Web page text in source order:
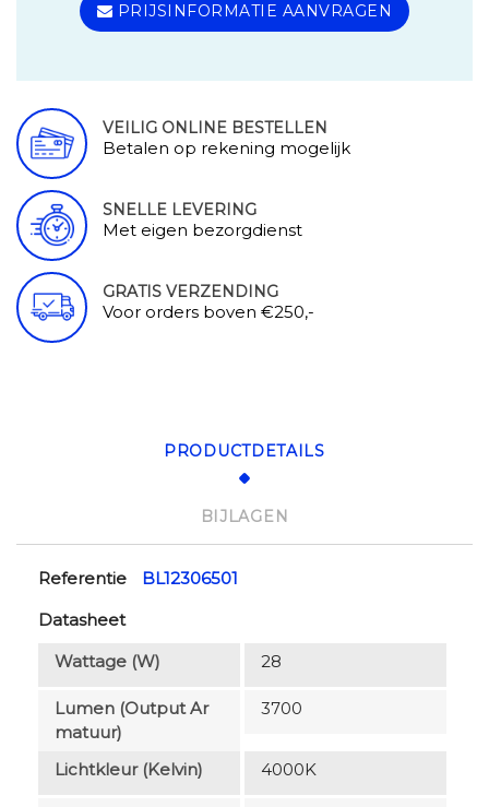
PRIJSINFORMATIE AANVRAGEN
VEILIG ONLINE BESTELLEN
Betalen op rekening mogelijk
SNELLE LEVERING
Met eigen bezorgdienst
GRATIS VERZENDING
Voor orders boven €250,-
PRODUCTDETAILS
BIJLAGEN
Referentie
BL12306501
Datasheet
Wattage (W)
28
Lumen (output Ar
Matuur)
3700
Lichtkleur (Kelvin) 4000K